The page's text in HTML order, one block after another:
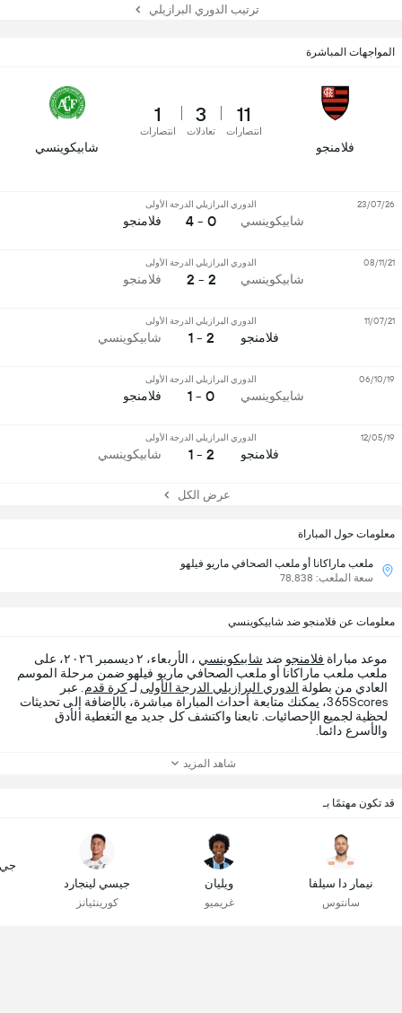
ترتيب الدوري البرازيلي
معلومات حول المباراة
ملعب ماراكانا أو ملعب الصحافي ماريو فيلهو
سعة الملعب: 78,838
المواجهات المباشرة
فلامنجو
11
انتصارات
3
تعادلات
1
انتصارات
شابيكوينسي
شابيكوينسي
الدوري البرازيلي الدرجة الأولى
0 - 4 فلامنجو
23/07/26
شابيكوينسي
الدوري البرازيلي الدرجة الأولى
2 - 2 فلامنجو
08/11/21
فلامنجو
الدوري البرازيلي الدرجة الأولى
2 - 1 شابيكوينسي
11/07/21
شابيكوينسي
الدوري البرازيلي الدرجة الأولى
0 - 1 فلامنجو
06/10/19
فلامنجو
الدوري البرازيلي الدرجة الأولى
2 - 1 شابيكوينسي
12/05/19
عرض الكل
معلومات عن فلامنجو ضد شابيكوينسي
موعد مباراة فلامنجو ضد شابيكوينسي
، الأربعاء، ٢ ديسمبر ٢٠٢٦، على
ملعب ملعب ماراكانا أو ملعب الصحافي ماريو فيلهو ضمن مرحلة الموسم
العادي من بطولة الدوري البرازيلي الدرجة الأولى لـكرة قدم . عبر
365Scores، يمكنك متابعة أحداث المباراة مباشرة، بالإضافة إلى تحديثات
لحظية لجميع الإحصائيات. تابعنا واكتشف كل جديد مع التغطية الأدق
والأسرع دائما.
شاهد المزيد
قد تكون مهتمًا بـ
نيمار دا سيلفا
سانتوس
ويليان
غريميو
جيسي لينجارد
كورينثيانز